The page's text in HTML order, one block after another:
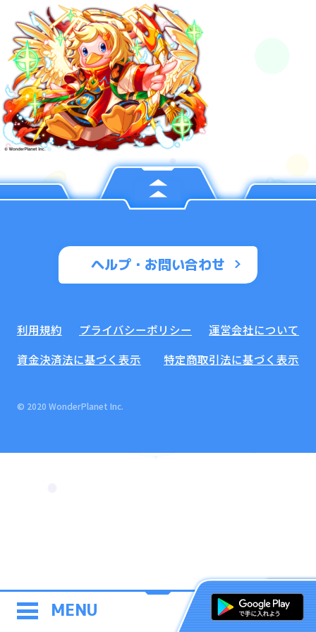
MENU
ヘルプ・お問い合わせ
利用規約 プライバシーポリシー
運営会社について
資金決済法に基づく表示
特定商取引法に基づく表示
© 2020 WonderPlanet Inc.